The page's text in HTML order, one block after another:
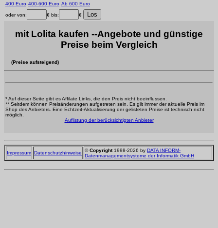
400 Euro 400-600 Euro Ab 600 Euro
oder von: € bis: €
mit Lolita kaufen --Angebote und günstige
Preise beim Vergleich
(Preise aufsteigend)
* Auf dieser Seite gibt es Affilate Links, die den Preis nicht beeinflussen.
** Seitdem können Preisänderungen aufgetreten sein. Es gilt immer der aktuelle Preis im
Shop des Anbieters. Eine Echtzeit-Aktualisierung der gelisteten Preise ist technisch nicht
möglich.
Auflistung der berücksichtigten Anbieter
Impressum Datenschutzhinweise ©Copyright1998-2026 by DATA INFORM-
Datenmanagementsysteme der Informatik GmbH